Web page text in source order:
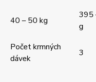
40 – 50 kg
395
g
Počet krmných
dávek
3